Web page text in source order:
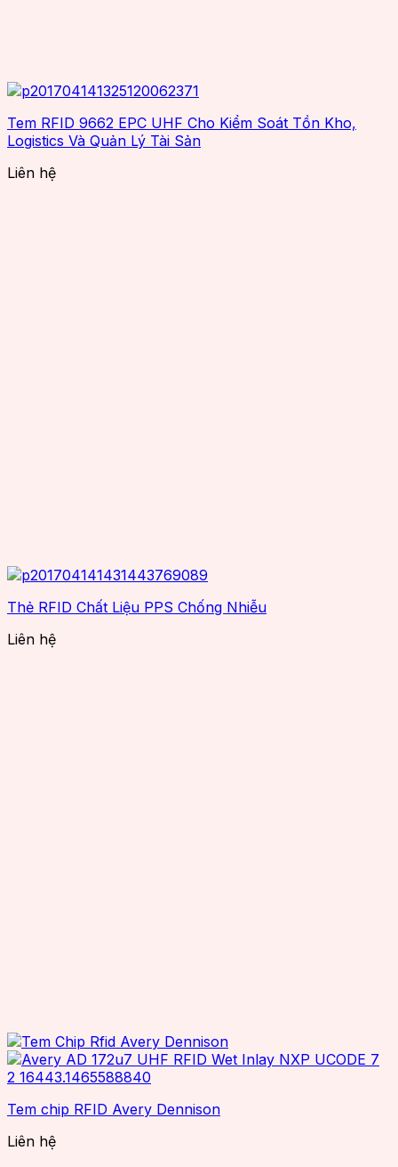
Tem RFID 9662 EPC UHF Cho Kiểm Soát Tồn Kho,
Logistics Và Quản Lý Tài Sản
Liên hệ
Thẻ RFID Chất Liệu PPS Chống Nhiễu
Liên hệ
Tem chip RFID Avery Dennison
Liên hệ